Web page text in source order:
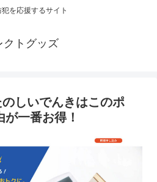
を応援するサイト
クトグッズ
のしいでんきはこのポ
一番お得！